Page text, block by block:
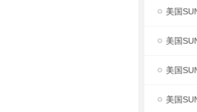
美国
美国
美国
美国